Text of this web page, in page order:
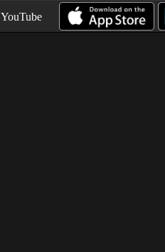
YouTube